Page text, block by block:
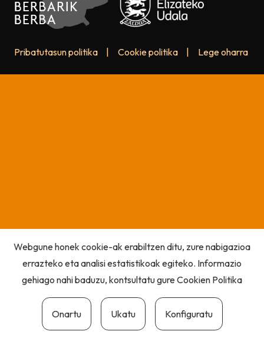
Pribatutasun politika Cookie politika Lege oharra
Webgune honek cookie-ak erabiltzen ditu, zure nabigazioa
errazteko eta analisi estatistikoak egiteko. Informazio
gehiago nahi baduzu, kontsultatu gureCookien Politika
Onartu Ukatu Konfiguratu